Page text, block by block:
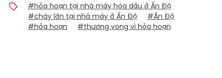
#hỏa hoạn tại nhà máy hóa dầu ở Ấn Độ
#cháy lớn tại nhà máy ở Ấn Độ
#Ấn Độ
#hỏa hoạn
#thương vong vì hỏa hoạn